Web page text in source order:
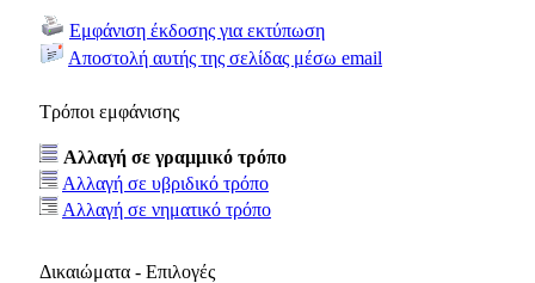
Εμφάνιση έκδοσης για εκτύπωση
Αποστολή αυτής της σελίδας μέσω email
Τρόποι εμφάνισης
Αλλαγή σε γραμμικό τρόπο
Αλλαγή σε υβριδικό τρόπο
Αλλαγή σε νηματικό τρόπο
Δικαιώματα - Επιλογές